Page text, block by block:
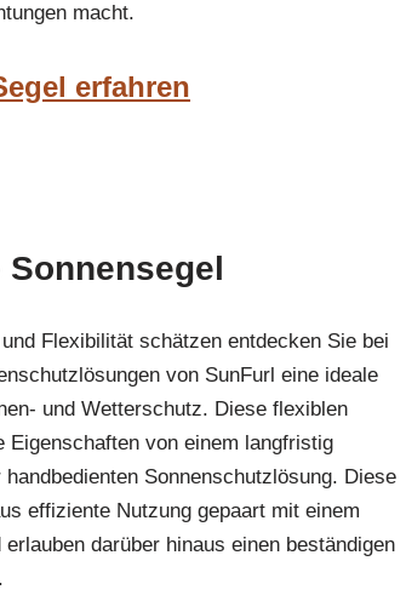
macht.
erfahren
Flexibilität schätzen entdecken Sie bei
von SunFurl eine ideale
und Wetterschutz. Diese flexiblen
von einem langfristig
Sonnenschutzlösung. Diese
effiziente Nutzung gepaart mit einem
darüber hinaus einen beständigen